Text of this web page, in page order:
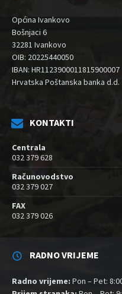
Općina Ivankovo
Bošnjaci 6
32281 Ivankovo
OIB: 20225440050
IBAN: HR1123900011815900007
Hrvatska Poštanska banka d.d.
KONTAKTI
Centrala
032 379 628
Računovodstvo
032 379 027
FAX
032 379 026
RADNO VRIJEME
Radno vrijeme: Pon – Pet: